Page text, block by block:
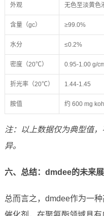
外观 无色至淡黄色
含量（gc） ≥99.0%
水分 ≤0.2%
密度（20℃） 0.95-1.00 g/
折光率（20℃） 1.44-1.45
胺值 约 600 mg
注：以上数据仅为典型值
异。
六、总结：dmdee的未来
总而言之，dmdee作为一